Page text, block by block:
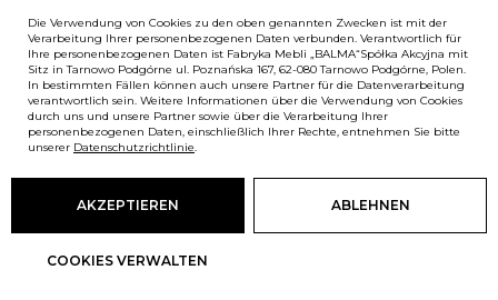
Die Verwendung von Cookies zu den oben genannten Zwecken ist mit der
Verarbeitung Ihrer personenbezogenen Daten verbunden. Verantwortlich für
Ihre personenbezogenen Daten ist Fabryka Mebli „BALMA“Spółka Akcyjna mit
Sitz in Tarnowo Podgórne ul. Poznańska 167, 62-080 Tarnowo Podgórne, Polen.
In bestimmten Fällen können auch unsere Partner für die Datenverarbeitung
verantwortlich sein. Weitere Informationen über die Verwendung von Cookies
durch uns und unsere Partner sowie über die Verarbeitung Ihrer
personenbezogenen Daten, einschließlich Ihrer Rechte, entnehmen Sie bitte
unserer Datenschutzrichtlinie.
AKZEPTIEREN ABLEHNEN
COOKIES VERWALTEN